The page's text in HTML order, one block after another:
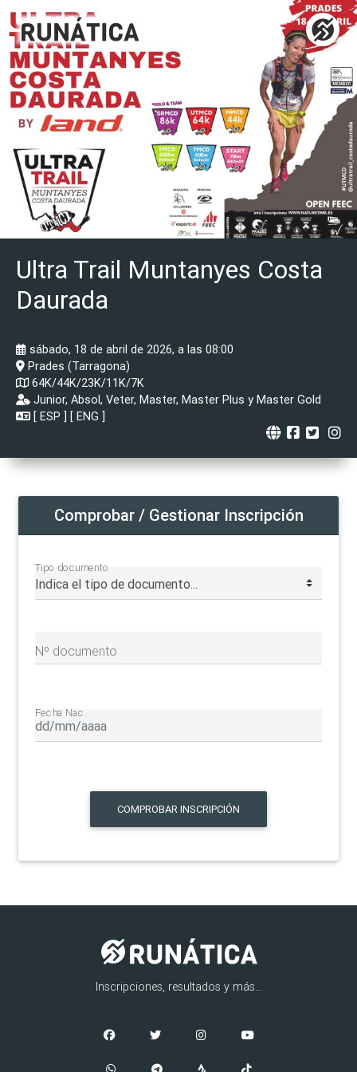
Ultra Trail Muntanyes Costa
Daurada
sábado, 18 de abril de 2026, a las 08:00
Prades (Tarragona)
64K/44K/23K/11K/7K
Junior, Absol, Veter, Master, Master Plus y Master Gold
[ ESP ] [ ENG ]
Comprobar / Gestionar Inscripción
Tipo documento
Nº documento
Fecha Nac.
COMPROBAR INSCRIPCIÓN
Inscripciones, resultados y más...